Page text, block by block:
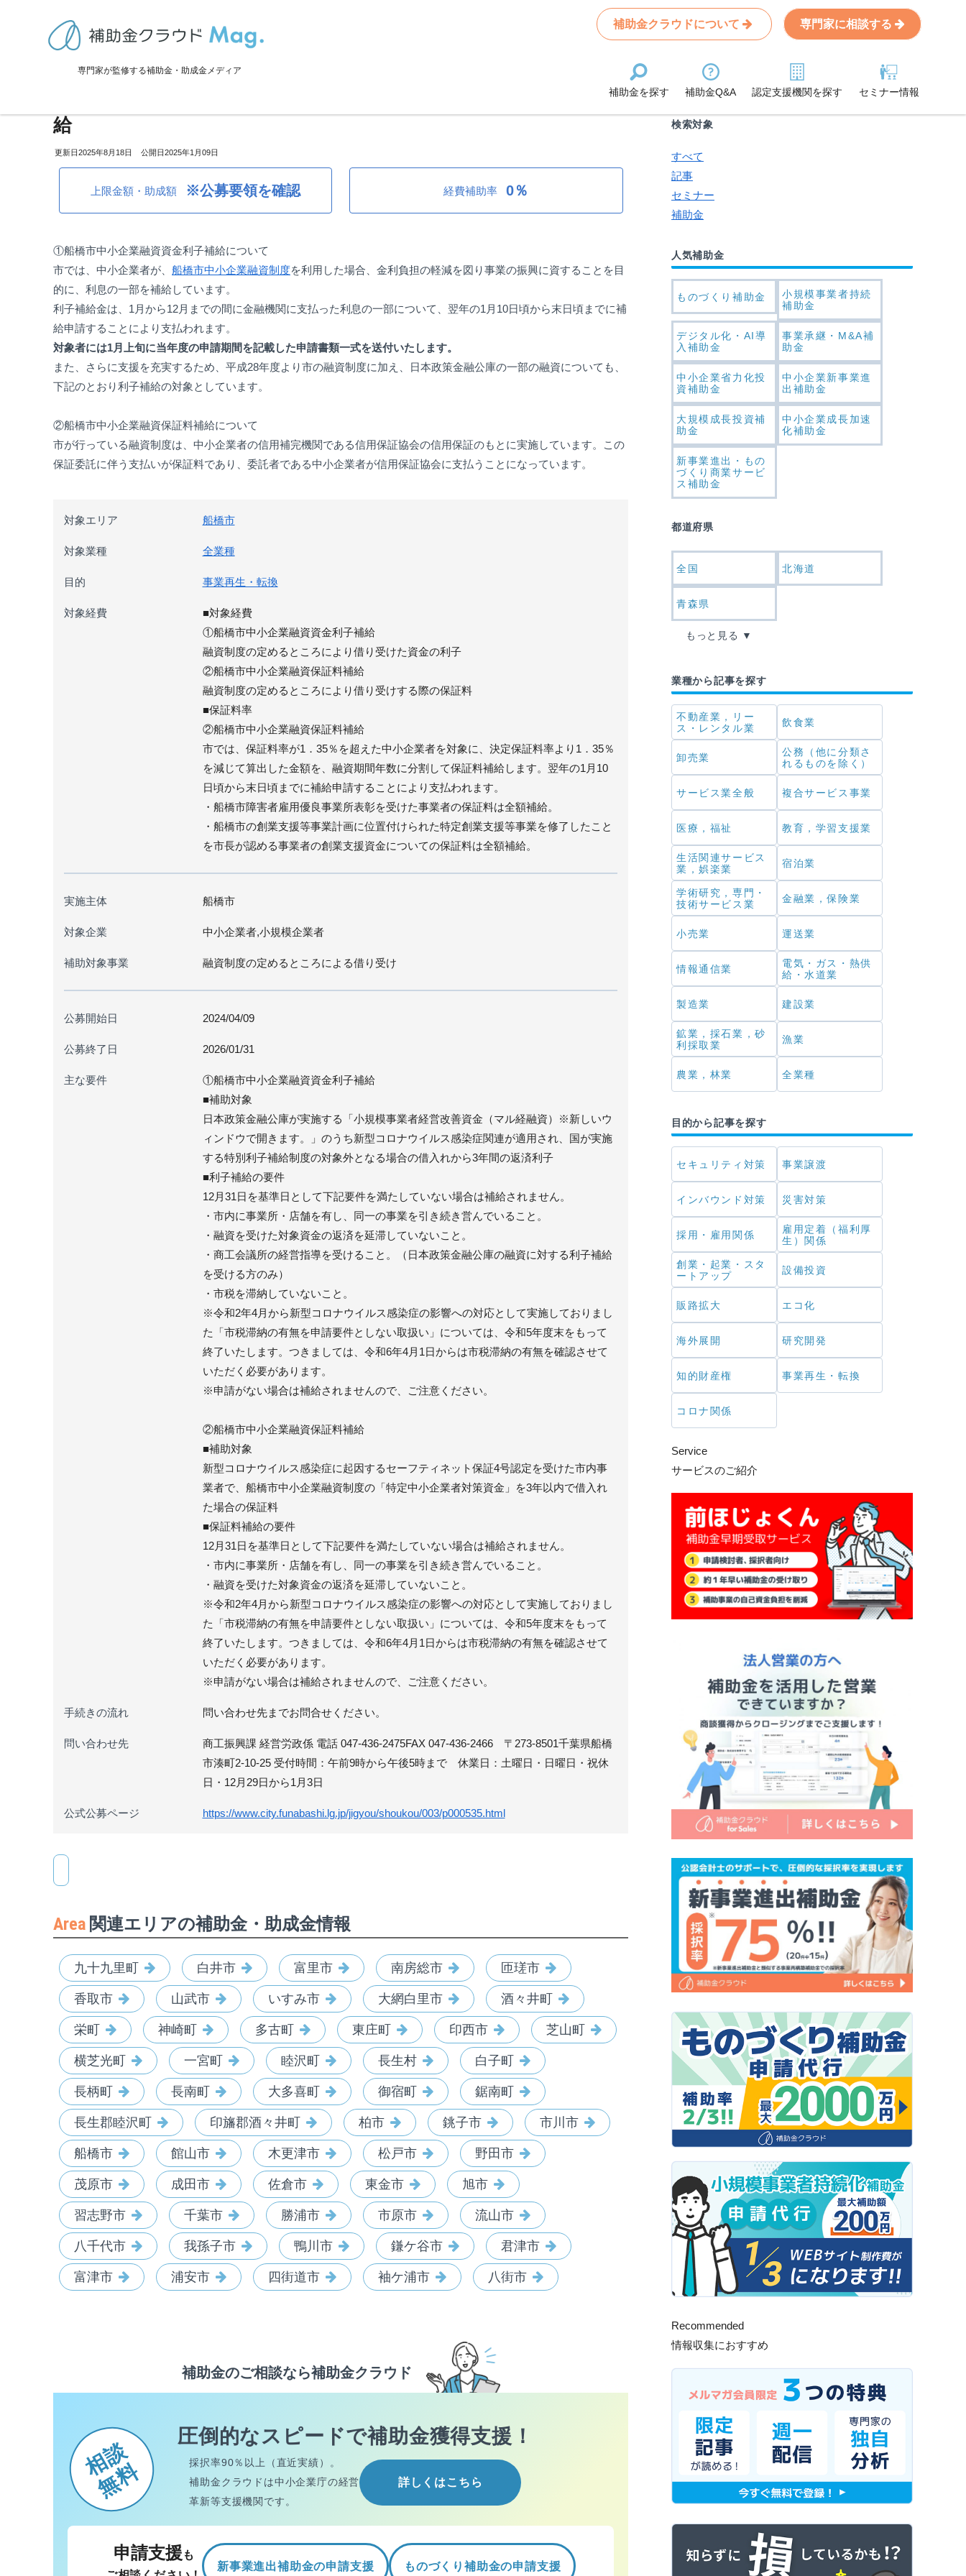
専門家が監修する補助金・助成金メディア
補助金クラウドについて 専門家に相談する
補助金を探す 補助金Q&A 認定支援機関を探す セミナー情報
>補助金・助成金詳細
千葉県船橋市：中小企業融資資金利子補給、中小企業融資保証料補
給
2025年8月18日 2025年1月09日
上限金額・助成額 ※公募要領を確認 経費補助率 0％
①船橋市中小企業融資資金利子補給について
市では、中小企業者が、 船橋市中小企業融資制度を利用した場合、金利負担の軽減を図り事業の振興に資することを目
的に、利息の一部を補給しています。
利子補給金は、1月から12月までの間に金融機関に支払った利息の一部について、翌年の1月10日頃から末日頃までに補
給申請することにより支払われます。
対象者には1月上旬に当年度の申請期間を記載した申請書類一式を送付いたします。
また、さらに支援を充実するため、平成28年度より市の融資制度に加え、日本政策金融公庫の一部の融資についても、
下記のとおり利子補給の対象としています。
②船橋市中小企業融資保証料補給について
市が行っている融資制度は、中小企業者の信用補完機関である信用保証協会の信用保証のもとに実施しています。この
保証委託に伴う支払いが保証料であり、委託者である中小企業者が信用保証協会に支払うことになっています。
対象エリア 船橋市
対象業種 全業種
目的 事業再生・転換
対象経費
■対象経費
①船橋市中小企業融資資金利子補給
融資制度の定めるところにより借り受けた資金の利子
②船橋市中小企業融資保証料補給
融資制度の定めるところにより借り受けする際の保証料
■保証料率
②船橋市中小企業融資保証料補給
市では、保証料率が1．35％を超えた中小企業者を対象に、決定保証料率より1．35％
を減じて算出した金額を、融資期間年数に分割して保証料補給します。翌年の1月10
日頃から末日頃までに補給申請することにより支払われます。
・船橋市障害者雇用優良事業所表彰を受けた事業者の保証料は全額補給。
・船橋市の創業支援等事業計画に位置付けられた特定創業支援等事業を修了したこと
を市長が認める事業者の創業支援資金についての保証料は全額補給。
実施主体 船橋市
対象企業 中小企業者,小規模企業者
補助対象事業 融資制度の定めるところによる借り受け
公募開始日 2024/04/09
公募終了日 2026/01/31
主な要件
①船橋市中小企業融資資金利子補給
■補助対象
日本政策金融公庫が実施する「小規模事業者経営改善資金（マル経融資）※新しいウ
ィンドウで開きます。」のうち新型コロナウイルス感染症関連が適用され、国が実施
する特別利子補給制度の対象外となる場合の借入れから3年間の返済利子
■利子補給の要件
12月31日を基準日として下記要件を満たしていない場合は補給されません。
・市内に事業所・店舗を有し、同一の事業を引き続き営んでいること。
・融資を受けた対象資金の返済を延滞していないこと。
・商工会議所の経営指導を受けること。（日本政策金融公庫の融資に対する利子補給
を受ける方のみ）
・市税を滞納していないこと。
※令和2年4月から新型コロナウイルス感染症の影響への対応として実施しておりまし
た「市税滞納の有無を申請要件としない取扱い」については、令和5年度末をもって
終了いたします。つきましては、令和6年4月1日からは市税滞納の有無を確認させて
いただく必要があります。
※申請がない場合は補給されませんので、ご注意ください。
②船橋市中小企業融資保証料補給
■補助対象
新型コロナウイルス感染症に起因するセーフティネット保証4号認定を受けた市内事
業者で、船橋市中小企業融資制度の「特定中小企業者対策資金」を3年以内で借入れ
た場合の保証料
■保証料補給の要件
12月31日を基準日として下記要件を満たしていない場合は補給されません。
・市内に事業所・店舗を有し、同一の事業を引き続き営んでいること。
・融資を受けた対象資金の返済を延滞していないこと。
※令和2年4月から新型コロナウイルス感染症の影響への対応として実施しておりまし
た「市税滞納の有無を申請要件としない取扱い」については、令和5年度末をもって
終了いたします。つきましては、令和6年4月1日からは市税滞納の有無を確認させて
いただく必要があります。
※申請がない場合は補給されませんので、ご注意ください。
手続きの流れ 問い合わせ先までお問合せください。
問い合わせ先
商工振興課 経営労政係 電話 047-436-2475FAX 047-436-2466 〒273-8501千葉県船橋
市湊町2-10-25 受付時間：午前9時から午後5時まで 休業日：土曜日・日曜日・祝休
日・12月29日から1月3日
公式公募ページ https://www.city.funabashi.lg.jp/jigyou/shoukou/003/p000535.html
Area 関連エリアの補助金・助成金情報
九十九里町 白井市 富里市 南房総市 匝瑳市
香取市 山武市 いすみ市 大網白里市 酒々井町
栄町 神崎町 多古町 東庄町 印西市 芝山町
横芝光町 一宮町 睦沢町 長生村 白子町
長柄町 長南町 大多喜町 御宿町 鋸南町
長生郡睦沢町 印旛郡酒々井町 柏市 銚子市 市川市
船橋市 館山市 木更津市 松戸市 野田市
茂原市 成田市 佐倉市 東金市 旭市
習志野市 千葉市 勝浦市 市原市 流山市
八千代市 我孫子市 鴨川市 鎌ケ谷市 君津市
富津市 浦安市 四街道市 袖ケ浦市 八街市
補助金のご相談なら補助金クラウド
相談
無料
圧倒的なスピードで補助金獲得支援！
採択率90％以上（直近実績）。
補助金クラウドは中小企業庁の経営
革新等支援機関です。
詳しくはこちら
申請支援 も
新事業進出補助金の申請支援 ものづくり補助金の申請支援
Search
条件から記事を探す
検索対象
すべて
記事
セミナー
補助金
人気補助金
ものづくり補助金
小規模事業者持続
補助金
デジタル化・AI導
入補助金
事業承継・M&A補
助金
中小企業省力化投
資補助金
中小企業新事業進
出補助金
大規模成長投資補
助金
中小企業成長加速
化補助金
新事業進出・もの
づくり商業サービ
ス補助金
都道府県
全国 北海道
青森県
もっと見る
業種から記事を探す
不動産業，リー
ス・レンタル業
飲食業
卸売業
公務（他に分類さ
れるものを除く）
サービス業全般 複合サービス事業
医療，福祉 教育，学習支援業
生活関連サービス
業，娯楽業
宿泊業
学術研究，専門・
技術サービス業
金融業，保険業
小売業 運送業
情報通信業
電気・ガス・熱供
給・水道業
製造業 建設業
鉱業，採石業，砂
利採取業
漁業
農業，林業 全業種
目的から記事を探す
セキュリティ対策 事業譲渡
インバウンド対策 災害対策
採用・雇用関係
雇用定着（福利厚
生）関係
創業・起業・スタ
ートアップ
設備投資
販路拡大 エコ化
海外展開 研究開発
知的財産権 事業再生・転換
コロナ関係
Service
サービスのご紹介
Recommended
情報収集におすすめ